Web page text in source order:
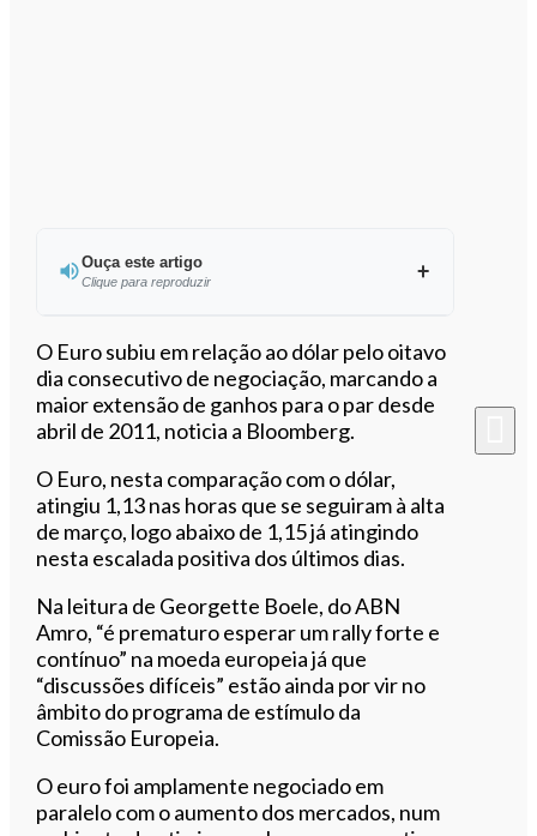
Ouça este artigo
Clique para reproduzir
Ouvir este artigo
O Euro subiu em relação ao dólar pelo oitavo
dia consecutivo de negociação, marcando a
maior extensão de ganhos para o par desde
abril de 2011, noticia a Bloomberg.
O Euro, nesta comparação com o dólar,
atingiu 1,13 nas horas que se seguiram à alta
de março, logo abaixo de 1,15 já atingindo
nesta escalada positiva dos últimos dias.
Na leitura de Georgette Boele, do ABN
Amro, “é prematuro esperar um rally forte e
contínuo” na moeda europeia já que
“discussões difíceis” estão ainda por vir no
âmbito do programa de estímulo da
Comissão Europeia.
O euro foi amplamente negociado em
paralelo com o aumento dos mercados, num